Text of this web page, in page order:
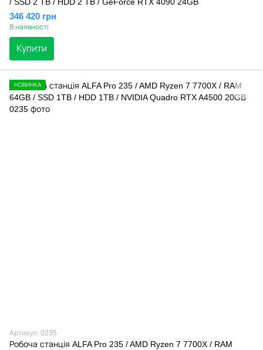
346 420 грн
В наявності
Купити
НОВИНКА
Артикул: 0235
Робоча станція ALFA Pro 235 / AMD Ryzen 7 7700X / RAM